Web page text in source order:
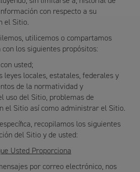
con respecto a su
el Sitio.
utilicemos o compartamos
los siguientes propósitos:
usted;
leyes locales, estatales, federales y
de la normatividad y
uso del Sitio, problemas de
el Sitio así como administrar el Sitio.
recopilamos los siguientes
del Sitio y de usted:
Usted Proporciona
por correo electrónico, nos